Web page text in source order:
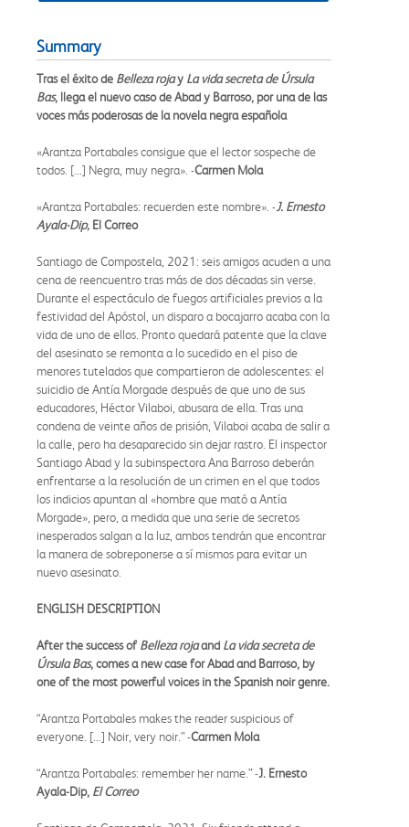
Summary
Tras el éxito de Belleza rojay La vida secreta de Úrsula
Bas, llega el nuevo caso de Abad y Barroso, por una de las
voces más poderosas de la novela negra española
«Arantza Portabales consigue que el lector sospeche de
todos. [...] Negra, muy negra». -Carmen Mola
«Arantza Portabales: recuerden este nombre». -J. Ernesto
Ayala-Dip, El Correo
Santiago de Compostela, 2021: seis amigos acuden a una
cena de reencuentro tras más de dos décadas sin verse.
Durante el espectáculo de fuegos artificiales previos a la
festividad del Apóstol, un disparo a bocajarro acaba con la
vida de uno de ellos. Pronto quedará patente que la clave
del asesinato se remonta a lo sucedido en el piso de
menores tutelados que compartieron de adolescentes: el
suicidio de Antía Morgade después de que uno de sus
educadores, Héctor Vilaboi, abusara de ella. Tras una
condena de veinte años de prisión, Vilaboi acaba de salir a
la calle, pero ha desaparecido sin dejar rastro. El inspector
Santiago Abad y la subinspectora Ana Barroso deberán
enfrentarse a la resolución de un crimen en el que todos
los indicios apuntan al «hombre que mató a Antía
Morgade», pero, a medida que una serie de secretos
inesperados salgan a la luz, ambos tendrán que encontrar
la manera de sobreponerse a sí mismos para evitar un
nuevo asesinato.
ENGLISH DESCRIPTION
After the success ofBelleza rojaand La vida secreta de
Úrsula Bas, comes a new case for Abad and Barroso, by
one of the most powerful voices in the Spanish noir genre.
“Arantza Portabales makes the reader suspicious of
everyone. [...] Noir, very noir.” -Carmen Mola
“Arantza Portabales: remember her name.” -J. Ernesto
Ayala-Dip, El Correo